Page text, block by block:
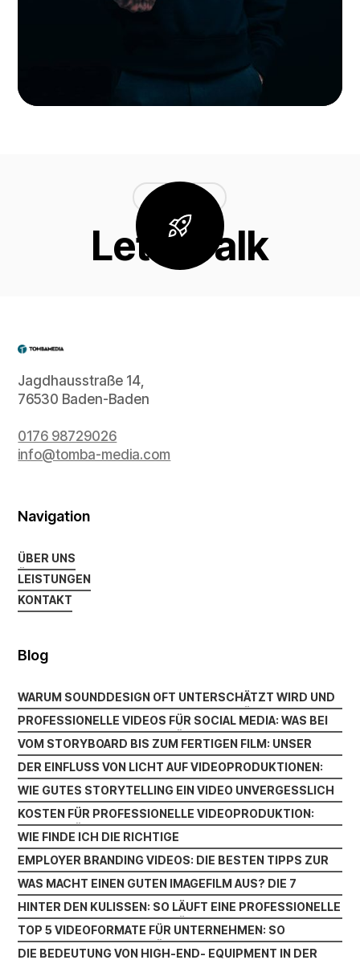
LET'S TALK
Let's Talk
Jagdhausstraße 14,
76530 Baden-Baden
0176 98729026
info@tomba-media.com
Navigation
ÜBER UNS
ÜBER UNS
LEISTUNGEN
LEISTUNGEN
KONTAKT
KONTAKT
Blog
WARUM SOUNDDESIGN OFT UNTERSCHÄTZT WIRD UND
DOCH DEN UNTERSCHIED MACHT
WARUM SOUNDDESIGN OFT UNTERSCHÄTZT WIRD UND
DOCH DEN UNTERSCHIED MACHT
PROFESSIONELLE VIDEOS FÜR SOCIAL MEDIA: WAS BEI
INSTAGRAM LINKEDIN UND CO. WIRKLICH ZÄHLT
PROFESSIONELLE VIDEOS FÜR SOCIAL MEDIA: WAS BEI
INSTAGRAM LINKEDIN UND CO. WIRKLICH ZÄHLT
VOM STORYBOARD BIS ZUM FERTIGEN FILM: UNSER
PRODUKTIONSPROZESS
VOM STORYBOARD BIS ZUM FERTIGEN FILM: UNSER
PRODUKTIONSPROZESS
DER EINFLUSS VON LICHT AUF VIDEOPRODUKTIONEN:
WAS BELEUCHTUNG WIRKLICH BEWIRKT
DER EINFLUSS VON LICHT AUF VIDEOPRODUKTIONEN:
WAS BELEUCHTUNG WIRKLICH BEWIRKT
WIE GUTES STORYTELLING EIN VIDEO UNVERGESSLICH
MACHT
WIE GUTES STORYTELLING EIN VIDEO UNVERGESSLICH
MACHT
KOSTEN FÜR PROFESSIONELLE VIDEOPRODUKTION:
WAS DEIN BUDGET WIRKLICH BEEINFLUSST
KOSTEN FÜR PROFESSIONELLE VIDEOPRODUKTION:
WAS DEIN BUDGET WIRKLICH BEEINFLUSST
WIE FINDE ICH DIE RICHTIGE
VIDEOPRODUKTIONSFIRMA? WICHTIGE KRITERIEN IM
ÜBERBLICK
WIE FINDE ICH DIE RICHTIGE
VIDEOPRODUKTIONSFIRMA? WICHTIGE KRITERIEN IM
ÜBERBLICK
EMPLOYER BRANDING VIDEOS: DIE BESTEN TIPPS ZUR
ANSPRACHE VON TOP-TALENTEN
EMPLOYER BRANDING VIDEOS: DIE BESTEN TIPPS ZUR
ANSPRACHE VON TOP-TALENTEN
WAS MACHT EINEN GUTEN IMAGEFILM AUS? DIE 7
WICHTIGSTEN FAKTOREN
WAS MACHT EINEN GUTEN IMAGEFILM AUS? DIE 7
WICHTIGSTEN FAKTOREN
HINTER DEN KULISSEN: SO LÄUFT EINE PROFESSIONELLE
VIDEOPRODUKTION AB
HINTER DEN KULISSEN: SO LÄUFT EINE PROFESSIONELLE
VIDEOPRODUKTION AB
TOP 5 VIDEOFORMATE FÜR UNTERNEHMEN: SO
STEIGERN SIE REICHWEITE UND KUNDENBINDUNG
TOP 5 VIDEOFORMATE FÜR UNTERNEHMEN: SO
DIE BEDEUTUNG VON HIGH-END- EQUIPMENT IN DER